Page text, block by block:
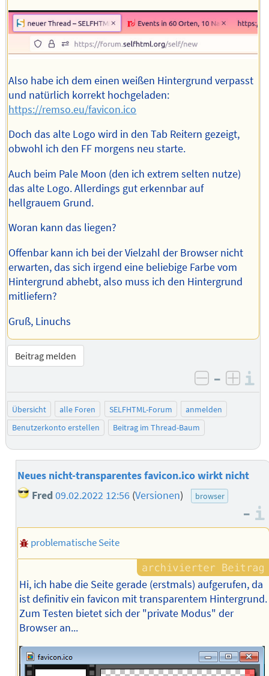
Also habe ich dem einen weißen Hintergrund verpasst
und natürlich korrekt hochgeladen:
https://remso.eu/favicon.ico
Doch das alte Logo wird in den Tab Reitern gezeigt,
obwohl ich den FF morgens neu starte.
Auch beim Pale Moon (den ich extrem selten nutze)
das alte Logo. Allerdings gut erkennbar auf
hellgrauem Grund.
Woran kann das liegen?
Offenbar kann ich bei der Vielzahl der Browser nicht
erwarten, das sich irgend eine beliebige Farbe vom
Hintergrund abhebt, also muss ich den Hintergrund
mitliefern?
Gruß, Linuchs
Beitrag melden
negativ
–
Übersicht alle Foren SELFHTML-Forum
anmelden
Benutzerkonto erstellen
Beitrag im Thread-Baum
Neues nicht-transparentes favicon.ico wirkt nicht
Fred 09.02.2022 12:56 (Versionen) browser
–
problematische Seite
Hi, ich habe die Seite gerade (erstmals) aufgerufen, da
ist definitiv ein favicon mit transparentem Hintergrund.
Zum Testen bietet sich der "private Modus" der
Browser an...